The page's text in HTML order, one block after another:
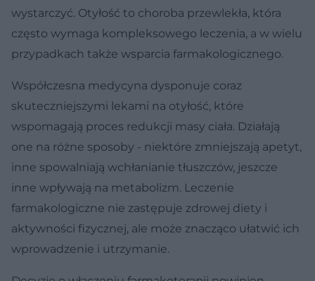
wystarczyć. Otyłość to choroba przewlekła, która
często wymaga kompleksowego leczenia, a w wielu
przypadkach także wsparcia farmakologicznego.
Współczesna medycyna dysponuje coraz
skuteczniejszymi lekami na otyłość, które
wspomagają proces redukcji masy ciała. Działają
one na różne sposoby - niektóre zmniejszają apetyt,
inne spowalniają wchłanianie tłuszczów, jeszcze
inne wpływają na metabolizm. Leczenie
farmakologiczne nie zastępuje zdrowej diety i
aktywności fizycznej, ale może znacząco ułatwić ich
wprowadzenie i utrzymanie.